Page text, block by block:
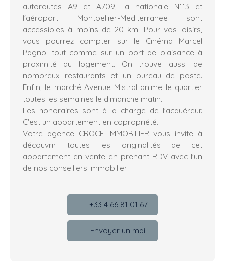
autoroutes A9 et A709, la nationale N113 et
l'aéroport Montpellier-Mediterranee sont
accessibles à moins de 20 km. Pour vos loisirs,
vous pourrez compter sur le Cinéma Marcel
Pagnol tout comme sur un port de plaisance à
proximité du logement. On trouve aussi de
nombreux restaurants et un bureau de poste.
Enfin, le marché Avenue Mistral anime le quartier
toutes les semaines le dimanche matin.
Les honoraires sont à la charge de l'acquéreur.
C'est un appartement en copropriété.
Votre agence CROCE IMMOBILIER vous invite à
découvrir toutes les originalités de cet
appartement en vente en prenant RDV avec l'un
de nos conseillers immobilier.
+33 4 66 81 01 67
Envoyer un mail